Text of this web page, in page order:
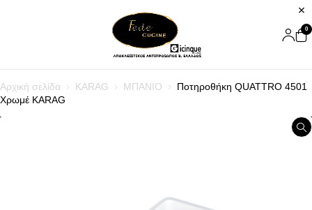
0
Αρχική σελίδα KARAG ΜΠΑΝΙΟ
Ποτηροθήκη QUATTRO 4501
Χρωμέ KARAG